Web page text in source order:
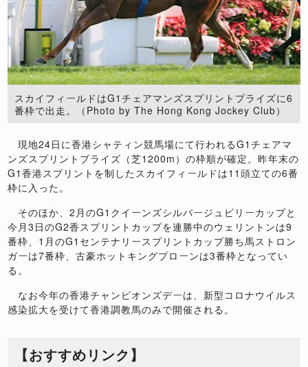
スカイフィールドはG1チェアマンズスプリントプライズに6
番枠で出走。（Photo by The Hong Kong Jockey Club）
現地24日に香港シャティン競馬場にて行われるG1チェアマ
ンズスプリントプライズ（芝1200m）の枠順が確定。昨年末の
G1香港スプリントを制したスカイフィールドは11頭立ての6番
枠に入った。
そのほか、2月のG1クイーンズシルバージュビリーカップと
今月3日のG2香スプリントカップを連勝中のウェリントンは9
番枠、1月のG1センテナリースプリントカップ勝ち馬ストロン
ガーは7番枠、古豪ホットキングプローンは3番枠となってい
る。
なお今年の香港チャンピオンズデーは、新型コロナウイルス
感染拡大を受けて香港調教馬のみで開催される。
【おすすめリンク】